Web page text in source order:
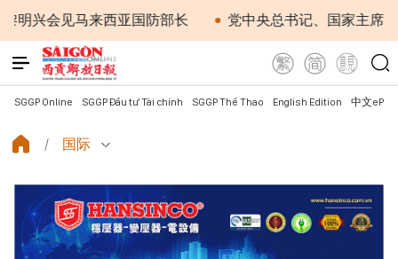
会见马来西亚国防部长 党中央总书记、国家主席苏林
SGGP Online SGGP Đầu tư Tài chính SGGP Thể Thao English Edition 中文
国际